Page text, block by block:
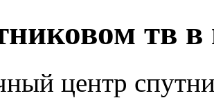
тв в
центр